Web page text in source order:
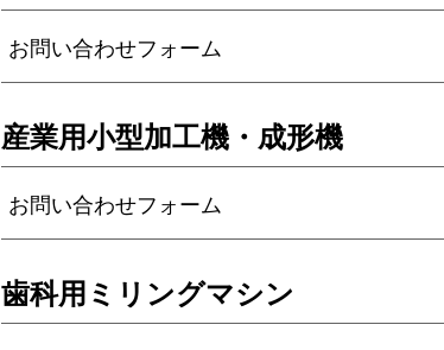
お問い合わせフォーム
産業用小型加工機・成形機
お問い合わせフォーム
歯科用ミリングマシン